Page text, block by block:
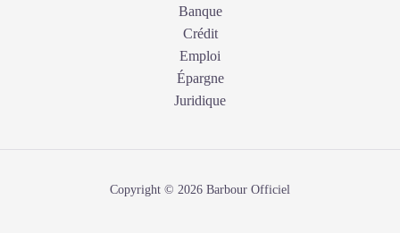
Banque
Crédit
Emploi
Épargne
Juridique
Copyright © 2026 Barbour Officiel